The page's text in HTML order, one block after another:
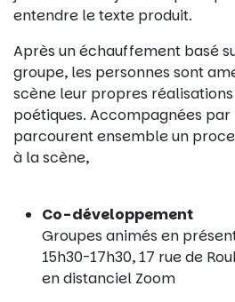
entendre le texte produit.
Après un échauffement basé
groupe, les personnes sont
scène leur propres
poétiques. Accompagnées
parcourent ensemble un
à la scène,
Co-développement
Groupes animés en
15h30-17h30, 17 rue de
en distanciel Zoom